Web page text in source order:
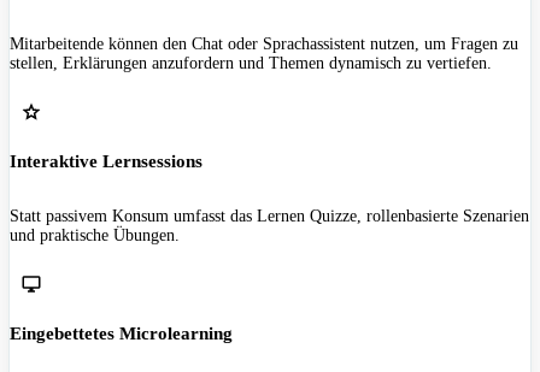
Mitarbeitende können den Chat oder Sprachassistent nutzen, um Fragen zu
stellen, Erklärungen anzufordern und Themen dynamisch zu vertiefen.
Interaktive Lernsessions
Statt passivem Konsum umfasst das Lernen Quizze, rollenbasierte Szenarien
und praktische Übungen.
Eingebettetes Microlearning